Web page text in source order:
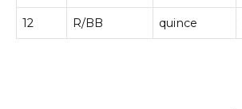
12 R/BB quince